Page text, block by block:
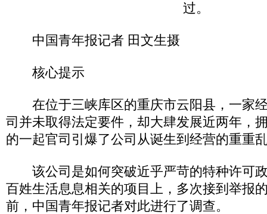
过。
中国青年报记者 田文生摄
核心提示
在位于三峡库区的重庆市云阳县，一家
司并未取得法定要件，却大肆发展近两年，
的一起官司引爆了公司从诞生到经营的重重
该公司是如何突破近乎严苛的特种许可
百姓生活息息相关的项目上，多次接到举报
前，中国青年报记者对此进行了调查。